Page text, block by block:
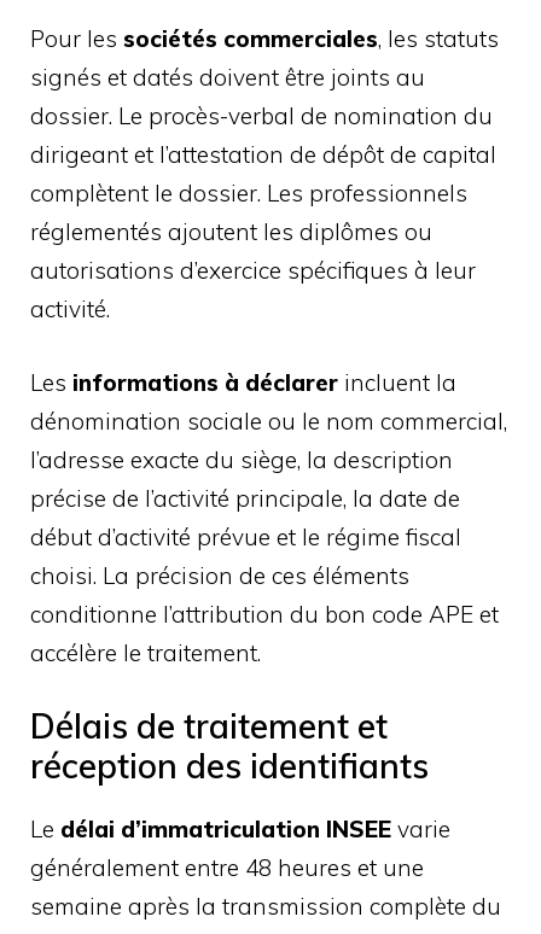
Pour les sociétés commerciales, les statuts
signés et datés doivent être joints au
dossier. Le procès-verbal de nomination du
dirigeant et l’attestation de dépôt de capital
complètent le dossier. Les professionnels
réglementés ajoutent les diplômes ou
autorisations d’exercice spécifiques à leur
activité.
Les informations à déclarer incluent la
dénomination sociale ou le nom commercial,
l’adresse exacte du siège, la description
précise de l’activité principale, la date de
début d’activité prévue et le régime fiscal
choisi. La précision de ces éléments
conditionne l’attribution du bon code APE et
accélère le traitement.
Délais de traitement et
réception des identifiants
Le délai d’immatriculation INSEE varie
généralement entre 48 heures et une
semaine après la transmission complète du